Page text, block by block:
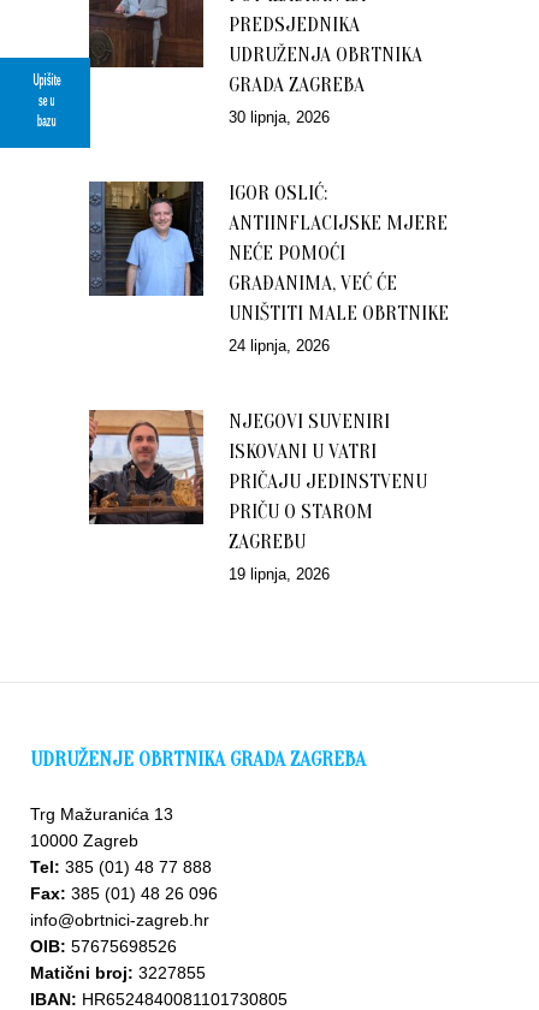
Upišite
se u
bazu
PREDSJEDNIKA
UDRUŽENJA OBRTNIKA
GRADA ZAGREBA
30 lipnja, 2026
IGOR OSLIĆ:
ANTIINFLACIJSKE MJERE
NEĆE POMOĆI
GRAĐANIMA, VEĆ ĆE
UNIŠTITI MALE OBRTNIKE
24 lipnja, 2026
NJEGOVI SUVENIRI
ISKOVANI U VATRI
PRIČAJU JEDINSTVENU
PRIČU O STAROM
ZAGREBU
19 lipnja, 2026
UDRUŽENJE OBRTNIKA GRADA ZAGREBA
Trg Mažuranića 13
10000 Zagreb
Tel: 385 (01) 48 77 888
Fax: 385 (01) 48 26 096
info@obrtnici-zagreb.hr
OIB: 57675698526
Matični broj: 3227855
IBAN: HR6524840081101730805